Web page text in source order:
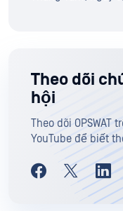
Theo dõi
hội
Theo dõi OPSWAT
YouTube để biết